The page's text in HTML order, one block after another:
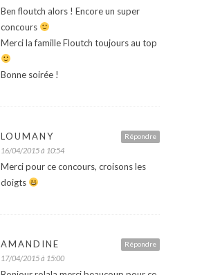
Ben floutch alors ! Encore un super
concours
Merci la famille Floutch toujours au top
Bonne soirée !
Répondre
LOUMANY
16/04/2015 à 10:54
Merci pour ce concours, croisons les
doigts
Répondre
AMANDINE
17/04/2015 à 15:00